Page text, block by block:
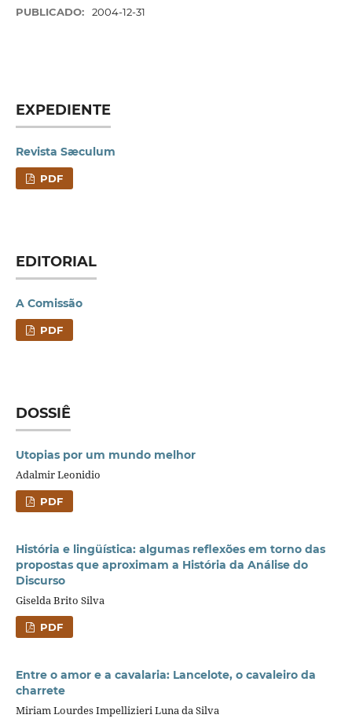
PUBLICADO: 2004-12-31
EXPEDIENTE
Revista Sæculum
PDF
EDITORIAL
A Comissão
PDF
DOSSIÊ
Utopias por um mundo melhor
Adalmir Leonidio
PDF
História e lingüística: algumas reflexões em torno das
propostas que aproximam a História da Análise do
Discurso
Giselda Brito Silva
PDF
Entre o amor e a cavalaria: Lancelote, o cavaleiro da
charrete
Miriam Lourdes Impellizieri Luna da Silva